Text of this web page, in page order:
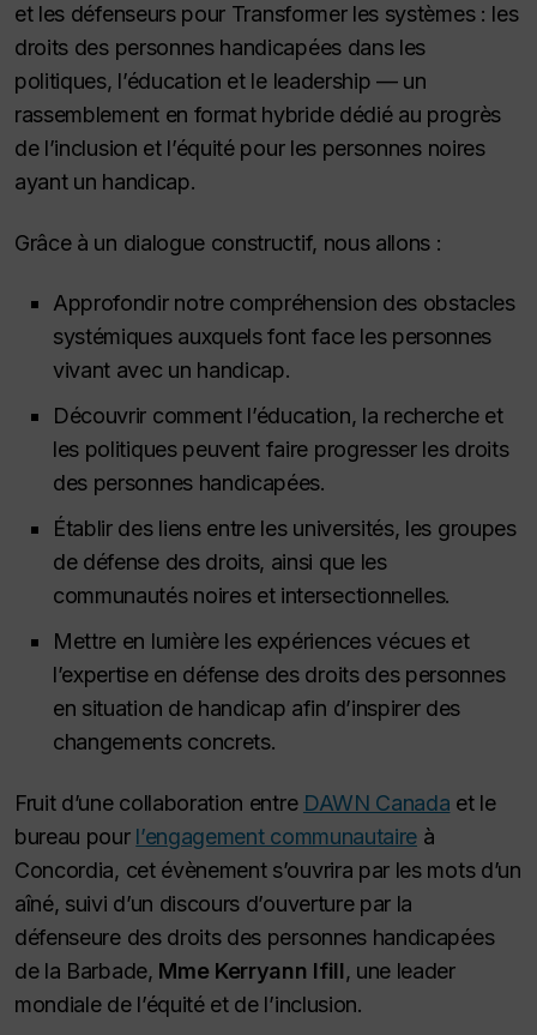
et les défenseurs pour Transformer les systèmes : les
droits des personnes handicapées dans les
politiques, l’éducation et le leadership— un
rassemblement en format hybride dédié au progrès
de l’inclusion et l’équité pour les personnes noires
ayant un handicap.
Grâce à un dialogue constructif, nous allons :
Approfondir notre compréhension des obstacles
systémiques auxquels font face les personnes
vivant avec un handicap.
Découvrir comment l’éducation, la recherche et
les politiques peuvent faire progresser les droits
des personnes handicapées.
Établir des liens entre les universités, les groupes
de défense des droits, ainsi que les
communautés noires et intersectionnelles.
Mettre en lumière les expériences vécues et
l’expertise en défense des droits des personnes
en situation de handicap afin d’inspirer des
changements concrets.
Fruit d’une collaboration entre DAWN Canada et le
bureau pour l’engagement communautaire à
Concordia, cet évènement s’ouvrira par les mots d’un
aîné, suivi d’un discours d’ouverture par la
défenseure des droits des personnes handicapées
de la Barbade, Mme Kerryann Ifill, une leader
mondiale de l’équité et de l’inclusion.